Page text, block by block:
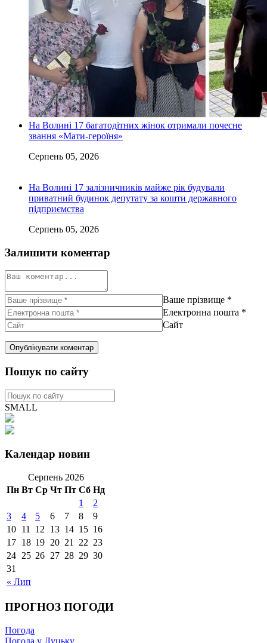
На Волині 17 багатодітних жінок отримали почесне
звання «Мати-героїня»
Серпень 05, 2026
На Волині 17 залізничників майже рік будували
приватний будинок депутату за кошти державного
підприємства
Серпень 05, 2026
Залишити коментар
Ваше прізвище *
Електронна пошта *
Сайт
Пошук по сайту
SMALL
Календар новин
Серпень 2026
Пн Вт Ср Чт Пт Сб Нд
« Лип
1
2
3
4 5 6 7 8
9
10 11 12 13 14 15 16
17 18 19 20 21 22 23
24 25 26 27 28 29 30
31
ПРОГНОЗ ПОГОДИ
Погода
Погода у Луцьку